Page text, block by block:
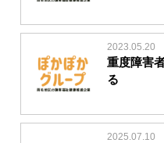
2023.05.20
重度障害
る
2025.07.10